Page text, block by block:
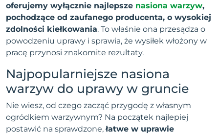
oferujemy wyłącznie najlepsze nasiona warzyw,
pochodzące od zaufanego producenta, o wysokiej
zdolności kiełkowania. To właśnie ona przesądza o
powodzeniu uprawy i sprawia, że wysiłek włożony w
pracę przynosi znakomite rezultaty.
Najpopularniejsze nasiona
warzyw do uprawy w gruncie
Nie wiesz, od czego zacząć przygodę z własnym
ogródkiem warzywnym? Na początek najlepiej
postawić na sprawdzone,łatwe w uprawie